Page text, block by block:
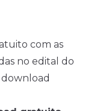
com as
no edital do